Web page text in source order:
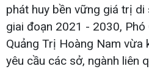
phát huy bền vững giá trị di
giai đoạn 2021 - 2030, Phó
Quảng Trị Hoàng Nam vừa
yêu cầu các sở, ngành liên